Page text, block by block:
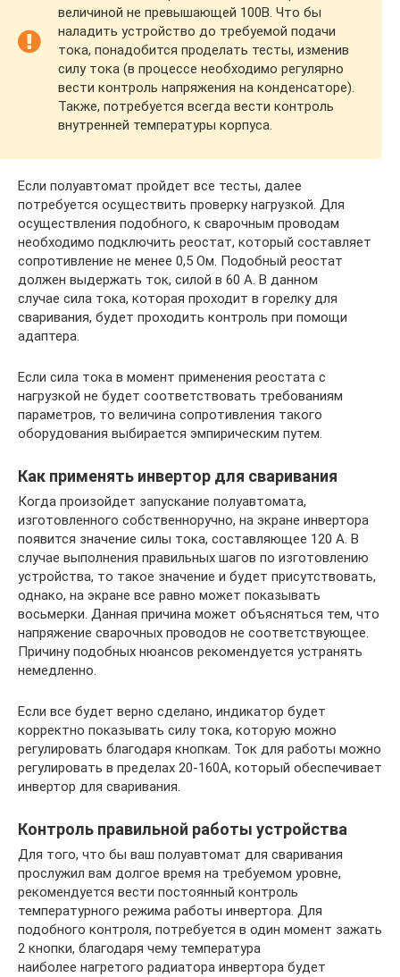
величиной не превышающей 100В. Что бы
наладить устройство до требуемой подачи
тока, понадобится проделать тесты, изменив
силу тока (в процессе необходимо регулярно
вести контроль напряжения на конденсаторе).
Также, потребуется всегда вести контроль
внутренней температуры корпуса.
Если полуавтомат пройдет все тесты, далее
потребуется осуществить проверку нагрузкой. Для
осуществления подобного, к сварочным проводам
необходимо подключить реостат, который составляет
сопротивление не менее 0,5 Ом. Подобный реостат
должен выдержать ток, силой в 60 А. В данном
случае сила тока, которая проходит в горелку для
сваривания, будет проходить контроль при помощи
адаптера.
Если сила тока в момент применения реостата с
нагрузкой не будет соответствовать требованиям
параметров, то величина сопротивления такого
оборудования выбирается эмпирическим путем.
Как применять инвертор для сваривания
Когда произойдет запускание полуавтомата,
изготовленного собственноручно, на экране инвертора
появится значение силы тока, составляющее 120 А. В
случае выполнения правильных шагов по изготовлению
устройства, то такое значение и будет присутствовать,
однако, на экране все равно может показывать
восьмерки. Данная причина может объясняться тем, что
напряжение сварочных проводов не соответствующее.
Причину подобных нюансов рекомендуется устранять
немедленно.
Если все будет верно сделано, индикатор будет
корректно показывать силу тока, которую можно
регулировать благодаря кнопкам. Ток для работы можно
регулировать в пределах 20-160А, который обеспечивает
инвертор для сваривания.
Контроль правильной работы устройства
Для того, что бы ваш полуавтомат для сваривания
прослужил вам долгое время на требуемом уровне,
рекомендуется вести постоянный контроль
температурного режима работы инвертора. Для
подобного контроля, потребуется в один момент зажать
2 кнопки, благодаря чему температура
наиболее нагретого радиатора инвертора будет